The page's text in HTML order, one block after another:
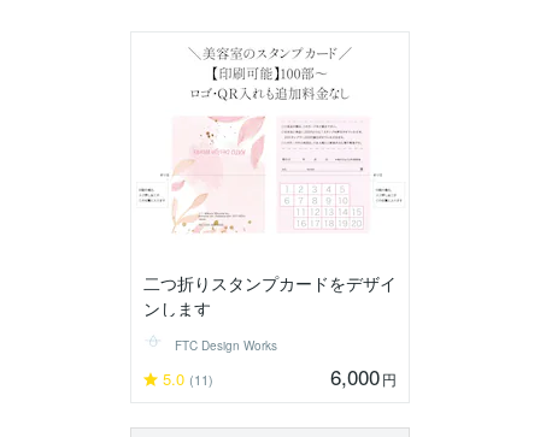
二つ折りスタンプカードをデザイ
ンします
FTC Design Works
5.0 (11) 6,000円